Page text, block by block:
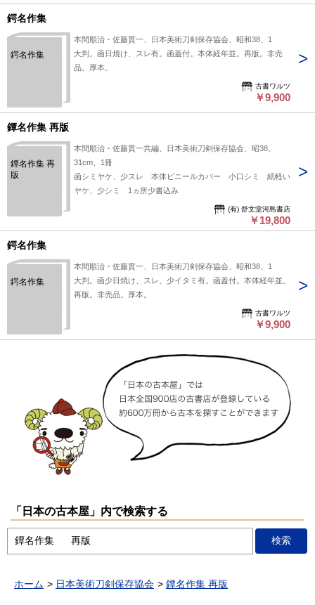
鍔名作集
鍔名作集
本間順治・佐藤貫一、日本美術刀剣保存協会、昭和38、1
大判。函日焼け、スレ有。函蓋付。本体経年並。再版。非売
品。厚本。
古書ワルツ
￥9,900
鐔名作集 再版
鐔名作集 再
版
本間順治・佐藤貫一共編、日本美術刀剣保存協会、昭38、
31cm、1冊
函シミヤケ、少スレ 本体ビニールカバー 小口シミ 紙軽い
ヤケ、少シミ 1ヵ所少書込み
(有) 舒文堂河島書店
￥19,800
鍔名作集
鍔名作集
本間順治・佐藤貫一、日本美術刀剣保存協会、昭和38、1
大判。函少日焼け、スレ、少イタミ有。函蓋付。本体経年並。
再版。非売品。厚本。
古書ワルツ
￥9,900
「日本の古本屋」内で検索する
ホーム 日本美術刀剣保存協会 鐔名作集 再版